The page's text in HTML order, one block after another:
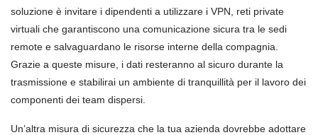
soluzione è invitare i dipendenti a utilizzare i VPN, reti private
virtuali che garantiscono una comunicazione sicura tra le sedi
remote e salvaguardano le risorse interne della compagnia.
Grazie a queste misure, i dati resteranno al sicuro durante la
trasmissione e stabilirai un ambiente di tranquillità per il lavoro dei
componenti dei team dispersi.
Un’altra misura di sicurezza che la tua azienda dovrebbe adottare